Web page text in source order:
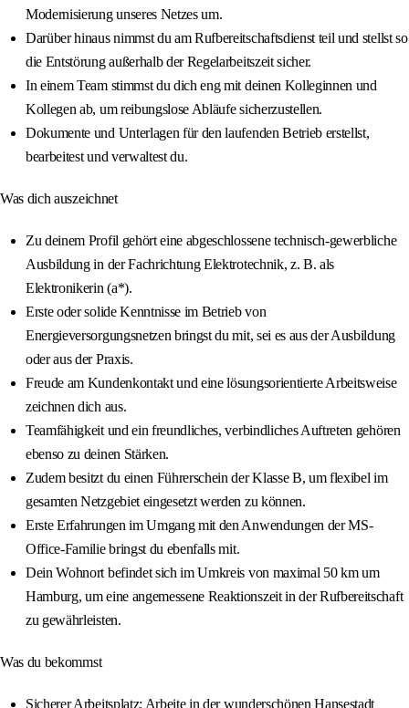
Modernisierung unseres Netzes um.
Darüber hinaus nimmst du am Rufbereitschaftsdienst teil und stellst so
die Entstörung außerhalb der Regelarbeitszeit sicher.
In einem Team stimmst du dich eng mit deinen Kolleginnen und
Kollegen ab, um reibungslose Abläufe sicherzustellen.
Dokumente und Unterlagen für den laufenden Betrieb erstellst,
bearbeitest und verwaltest du.
Was dich auszeichnet
Zu deinem Profil gehört eine abgeschlossene technisch-gewerbliche
Ausbildung in der Fachrichtung Elektrotechnik, z. B. als
Elektronikerin (a*).
Erste oder solide Kenntnisse im Betrieb von
Energieversorgungsnetzen bringst du mit, sei es aus der Ausbildung
oder aus der Praxis.
Freude am Kundenkontakt und eine lösungsorientierte Arbeitsweise
zeichnen dich aus.
Teamfähigkeit und ein freundliches, verbindliches Auftreten gehören
ebenso zu deinen Stärken.
Zudem besitzt du einen Führerschein der Klasse B, um flexibel im
gesamten Netzgebiet eingesetzt werden zu können.
Erste Erfahrungen im Umgang mit den Anwendungen der MS-
Office-Familie bringst du ebenfalls mit.
Dein Wohnort befindet sich im Umkreis von maximal 50 km um
Hamburg, um eine angemessene Reaktionszeit in der Rufbereitschaft
zu gewährleisten.
Was du bekommst
Sicherer Arbeitsplatz: Arbeite in der wunderschönen Hansestadt